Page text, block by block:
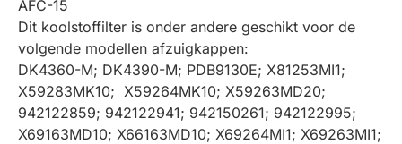
AFC-15
Dit koolstoffilter is onder andere geschikt voor de
volgende modellen afzuigkappen:
DK4360-M; DK4390-M; PDB9130E; X81253MI1;
X59283MK10; X59264MK10; X59263MD20;
942122859; 942122941; 942150261; 942122995;
X69163MD10; X66163MD10; X69264MI1; X69263MI1;